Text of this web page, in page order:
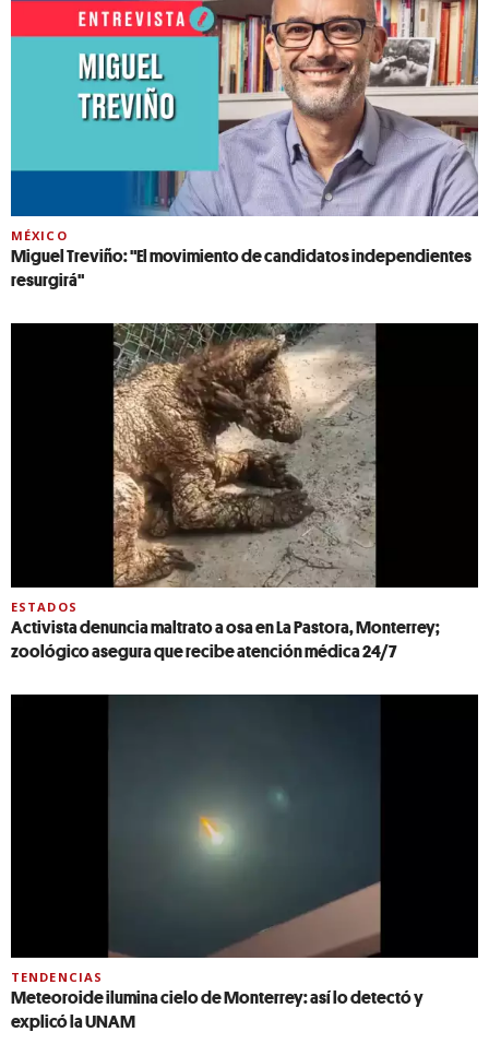
MÉXICO
Miguel Treviño: "El movimiento de candidatos independientes
resurgirá"
ESTADOS
Activista denuncia maltrato a osa en La Pastora, Monterrey;
zoológico asegura que recibe atención médica 24/7
TENDENCIAS
Meteoroide ilumina cielo de Monterrey: así lo detectó y
explicó la UNAM